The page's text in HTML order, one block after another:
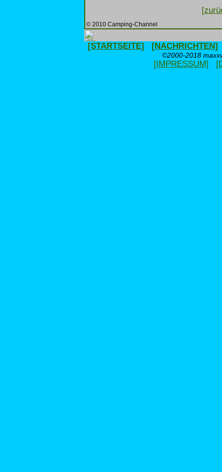
© 2010 Camping-Channel
[STARTSEITE] [NACHRICHTEN]
©2000-2018
[IMPRESSUM]